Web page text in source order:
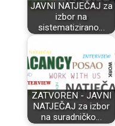
JAVNI NATJEČAJ za
izbor na
sistematizirano…
ZATVOREN - JAVNI
NATJEČAJ za izbor
na suradničko…